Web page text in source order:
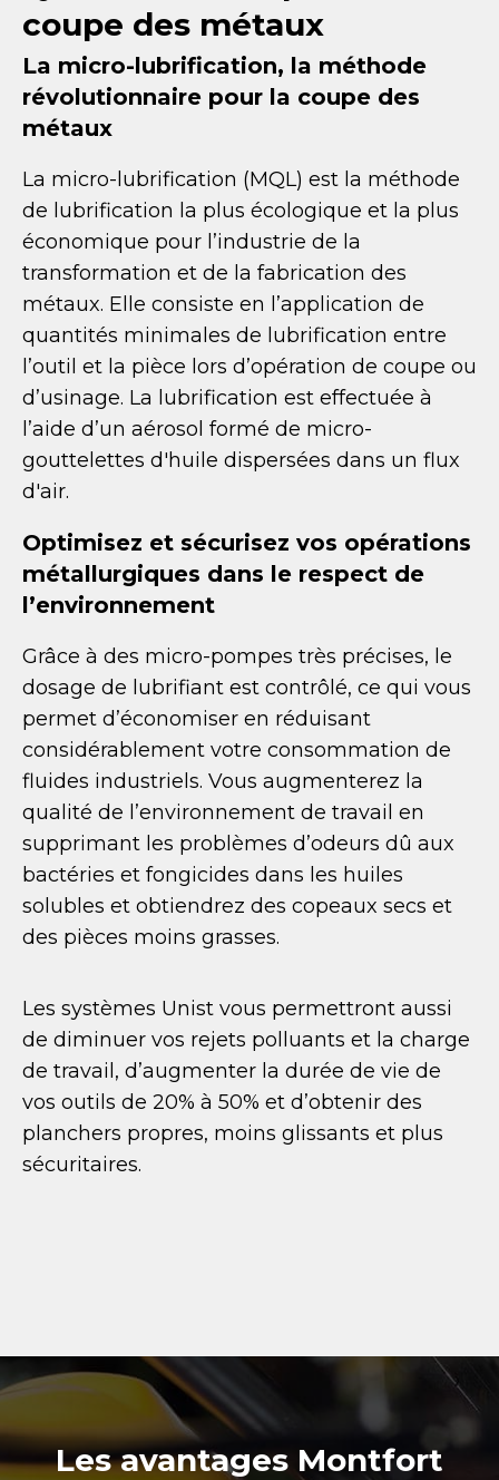
coupe des métaux
La micro-lubrification, la méthode
révolutionnaire pour la coupe des
métaux
La micro-lubrification (MQL) est la méthode
de lubrification la plus écologique et la plus
économique pour l’industrie de la
transformation et de la fabrication des
métaux. Elle consiste en l’application de
quantités minimales de lubrification entre
l’outil et la pièce lors d’opération de coupe ou
d’usinage. La lubrification est effectuée à
l’aide d’un aérosol formé de micro-
gouttelettes d'huile dispersées dans un flux
d'air.
Optimisez et sécurisez vos opérations
métallurgiques dans le respect de
l’environnement
Grâce à des micro-pompes très précises, le
dosage de lubrifiant est contrôlé, ce qui vous
permet d’économiser en réduisant
considérablement votre consommation de
fluides industriels. Vous augmenterez la
qualité de l’environnement de travail en
supprimant les problèmes d’odeurs dû aux
bactéries et fongicides dans les huiles
solubles et obtiendrez des copeaux secs et
des pièces moins grasses.
Les systèmes Unist vous permettront aussi
de diminuer vos rejets polluants et la charge
de travail, d’augmenter la durée de vie de
vos outils de 20% à 50% et d’obtenir des
planchers propres, moins glissants et plus
sécuritaires.
Les avantages Montfort